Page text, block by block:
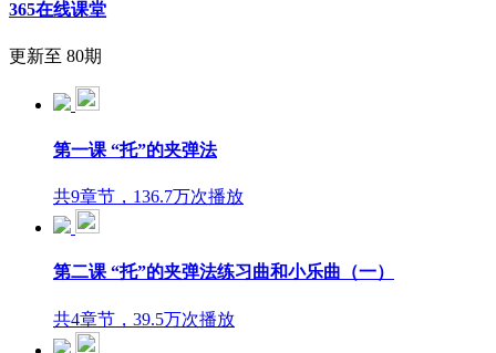
365在线课堂
更新至 80期
第一课 “托”的夹弹法
共9章节，136.7万次播放
第二课 “托”的夹弹法练习曲和小乐曲（一）
共4章节，39.5万次播放